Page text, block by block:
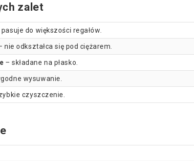
zalet
pasuje do większości regałów.
nie odkształca się pod ciężarem.
– składane na płasko.
wysuwanie.
czyszczenie.